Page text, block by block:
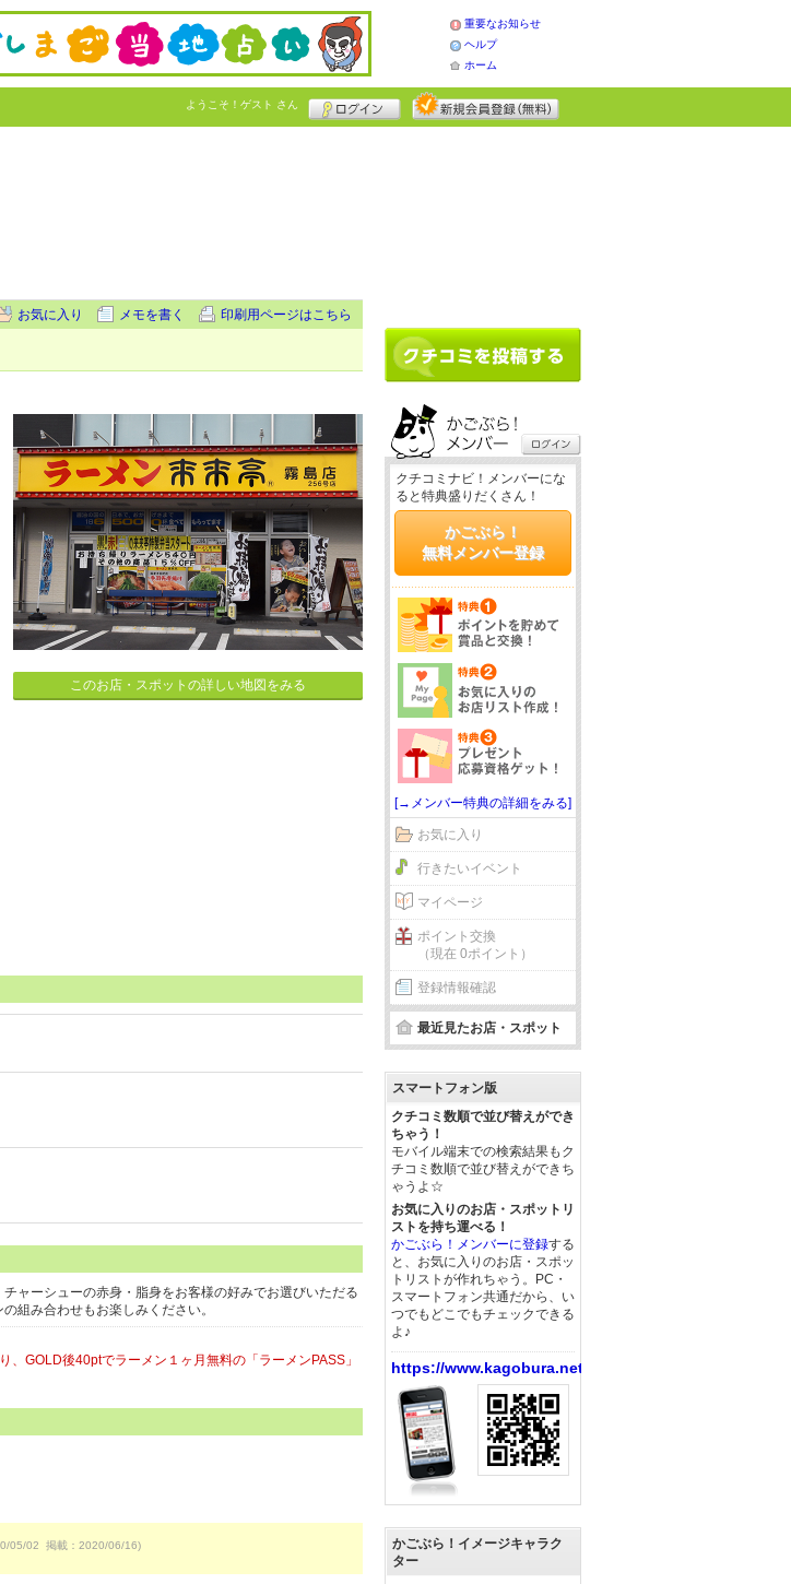
重要なお知らせ
ヘルプ
ホーム
ようこそ！ ゲスト さん
お気に入り メモを書く 印刷用ページはこちら
このお店・スポットの詳しい地図をみる
ャーシューの赤身・脂身をお客様の好みでお選びいただる
組み合わせもお楽しみください。
GOLD後40ptでラーメン１ヶ月無料の「ラーメンPASS」
05/02 掲載：2020/06/16)
クチコミナビ！メンバーにな
ると特典盛りだくさん！
かごぶら！
無料メンバー登録
[→メンバー特典の詳細をみる]
お気に入り
行きたいイベント
マイページ
ポイント交換
（現在 0ポイント）
登録情報確認
最近見たお店・スポット
スマートフォン版
クチコミ数順で並び替えができ
ちゃう！
モバイル端末での検索結果もク
チコミ数順で並び替えができち
ゃうよ☆
お気に入りのお店・スポットリ
ストを持ち運べる！
かごぶら！メンバーに登録する
と、お気に入りのお店・スポッ
トリストが作れちゃう。PC・
スマートフォン共通だから、い
つでもどこでもチェックできる
よ♪
https://www.kagobura.net/
かごぶら！イメージキャラク
ター